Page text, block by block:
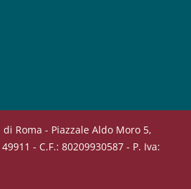
Roma - Piazzale Aldo Moro 5,
- C.F.: 80209930587 - P. Iva: